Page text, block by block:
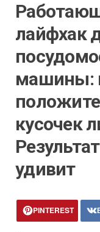
лайфхак
машины:
кусочек
удивит
PINTEREST